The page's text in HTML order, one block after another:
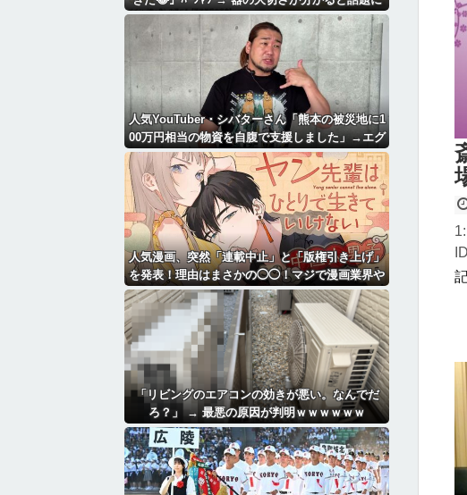
ｗｗｗｗｗ
人気YouTuber・シバターさん「熊本の被災地に1
00万円相当の物資を自腹で支援しました」→エグ
すぎる情報を暴露されるｗｗｗｗｗ
人気漫画、突然「連載中止」と「版権引き上げ」
を発表！理由はまさかの◯◯！マジで漫画業界や
ばいかも・・・
「リビングのエアコンの効きが悪い。なんでだ
ろ？」 → 最悪の原因が判明ｗｗｗｗｗｗ